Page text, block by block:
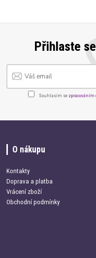
Přihlaste
Souhlasím se zpracováním
O nákupu
Kontakty
Doprava a platba
Vrácení zboží
Obchodní podmínky